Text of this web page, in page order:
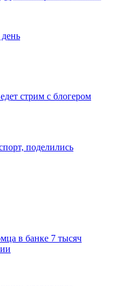
стрим с блогером
поделились
в банке 7 тысяч